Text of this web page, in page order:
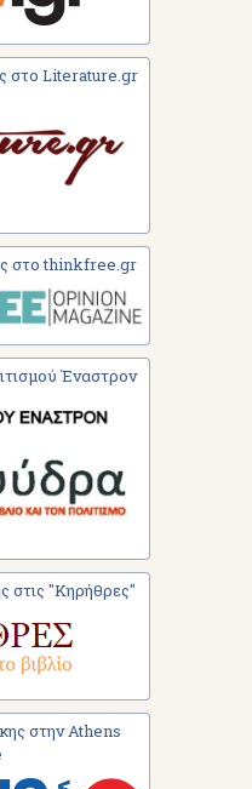
στο Literature.gr
στο thinkfree.gr
Έναστρον
στις "Κηρήθρες"
στην Athens